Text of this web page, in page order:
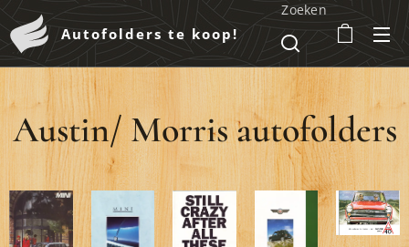
Autofolders te koop!
Zoeken
Austin/ Morris autofolders